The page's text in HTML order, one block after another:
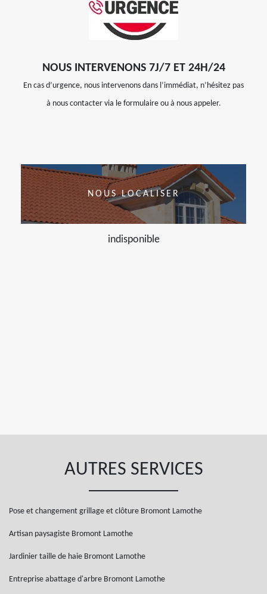
NOUS INTERVENONS 7J/7 ET 24H/24
En cas d’urgence, nous intervenons dans l’immédiat, n’hésitez pas
à nous contacter via le formulaire ou à nous appeler.
NOUS LOCALISER
indisponible
AUTRES SERVICES
Pose et changement grillage et clôture Bromont Lamothe
Artisan paysagiste Bromont Lamothe
Jardinier taille de haie Bromont Lamothe
Entreprise abattage d'arbre Bromont Lamothe